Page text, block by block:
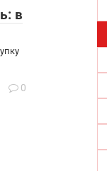
в
0